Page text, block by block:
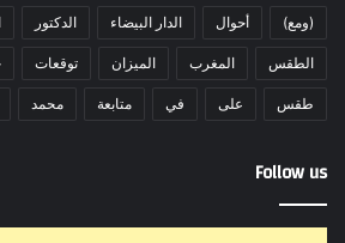
(ومع) أحوال الدار البيضاء الدكتور
الطقس المغرب الميزان توقعات
طقس على في متابعة محمد
Follow us